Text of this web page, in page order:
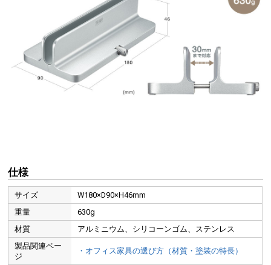
MacBookをデスクトップパソコンのように使うスタイルのこ
とです。内蔵ディスプレイを閉じた状態のMacBookに、外付
けディスプレイと入力機器を接続して使用します。大画面ディ
つまみを回して設置対応厚を変更できるので
仕様
サイズ
W180×D90×H46mm
重量
630g
材質
アルミニウム、シリコーンゴム、ステンレス
製品関連ペー
ジ
・オフィス家具の選び方（材質・塗装の特長）